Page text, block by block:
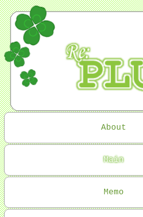
About
Main
Memo